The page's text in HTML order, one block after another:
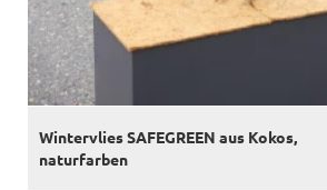
Wintervlies SAFEGREEN aus Kokos,
naturfarben